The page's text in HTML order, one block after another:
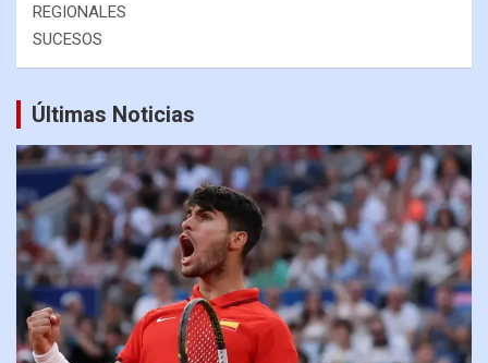
REGIONALES
SUCESOS
Últimas Noticias